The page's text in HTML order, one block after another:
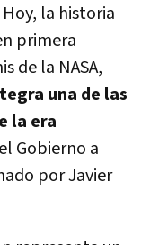
la historia
primera
de la NASA,
una de las
la era
Gobierno a
por Javier